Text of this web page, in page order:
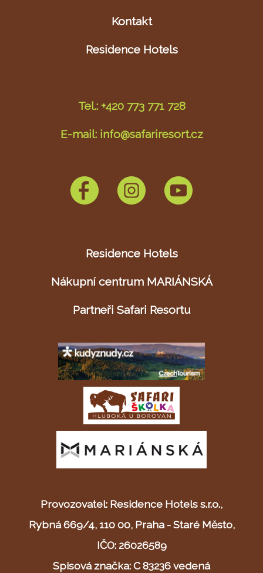
Kontakt
Residence Hotels
Tel.: +420 773 771 728
E-mail: info@safariresort.cz
Residence Hotels
Nákupní centrum MARIÁNSKÁ
Partneři Safari Resortu
Provozovatel: Residence Hotels s.r.o.,
Rybná 669/4, 110 00, Praha - Staré Město,
IČO: 26026589
Spisová značka: C 83236 vedená